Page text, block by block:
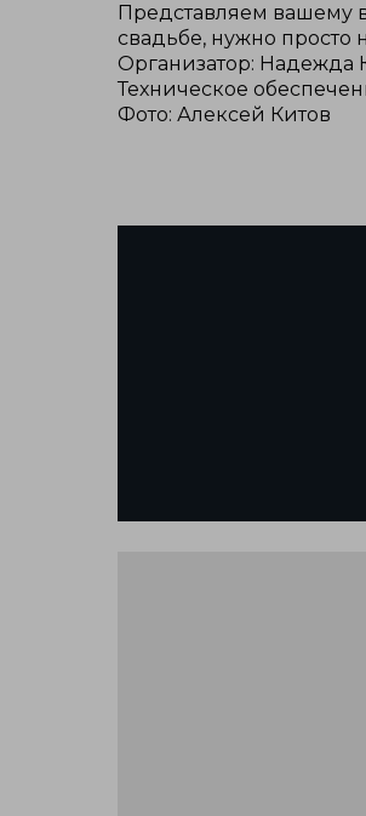
Представляем вашему
свадьбе, нужно просто
Организатор: Надежда
Техническое
Фото: Алексей Китов